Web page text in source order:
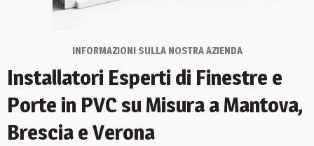
INFORMAZIONI SULLA NOSTRA AZIENDA
Installatori Esperti di Finestre e
Porte in PVC su Misura a Mantova,
Brescia e Verona